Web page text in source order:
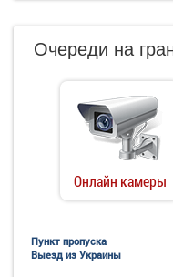
Очереди на
Онлайн камеры
Пункт пропуска
Выезд из Украины